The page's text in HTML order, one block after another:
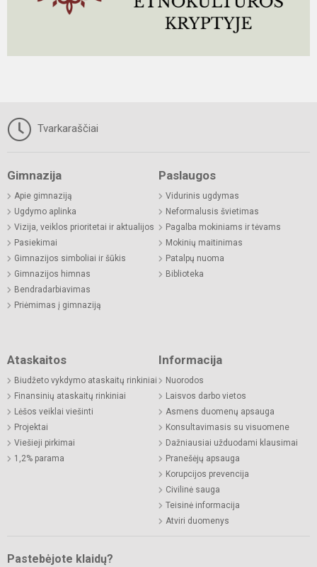
Tvarkaraščiai
Gimnazija
Apie gimnaziją
Ugdymo aplinka
Vizija, veiklos prioritetai ir aktualijos
Pasiekimai
Gimnazijos simboliai ir šūkis
Gimnazijos himnas
Bendradarbiavimas
Priėmimas į gimnaziją
Paslaugos
Vidurinis ugdymas
Neformalusis švietimas
Pagalba mokiniams ir tėvams
Mokinių maitinimas
Patalpų nuoma
Biblioteka
Ataskaitos
Biudžeto vykdymo ataskaitų rinkiniai
Finansinių ataskaitų rinkiniai
Lėšos veiklai viešinti
Projektai
Viešieji pirkimai
1,2% parama
Informacija
Nuorodos
Laisvos darbo vietos
Asmens duomenų apsauga
Konsultavimasis su visuomene
Dažniausiai užduodami klausimai
Pranešėjų apsauga
Korupcijos prevencija
Civilinė sauga
Teisinė informacija
Atviri duomenys
Pastebėjote klaidų?